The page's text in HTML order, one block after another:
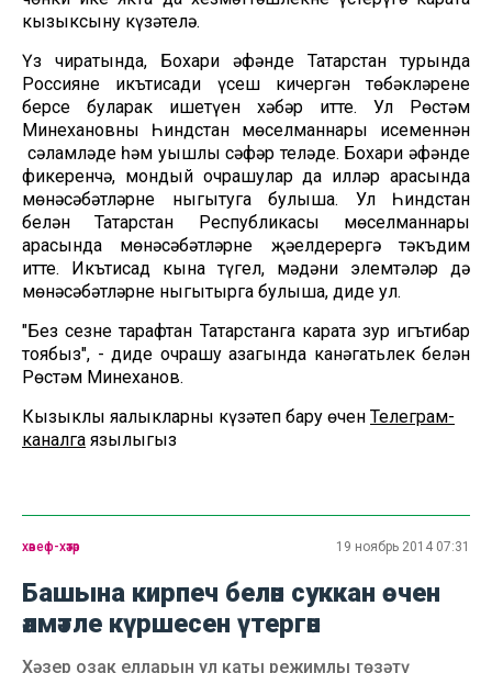
кызыксыну күзәтелә.
Үз чиратында, Бохари әфәнде Татарстан турында
Россиянең икътисади үсеш кичергән төбәкләренең
берсе буларак ишетүен хәбәр итте. Ул Рөстәм
Миңнехановны Һиндстан мөселманнары исеменнән
сәламләде һәм уңышлы сәфәр теләде. Бохари әфәнде
фикеренчә, мондый очрашулар да илләр арасында
мөнәсәбәтләрне ныгытуга булыша. Ул Һиндстан
белән Татарстан Республикасы мөселманнары
арасында мөнәсәбәтләрне җәелдерергә тәкъдим
итте. Икътисад кына түгел, мәдәни элемтәләр дә
мөнәсәбәтләрне ныгытырга булыша, диде ул.
"Без сезнең тарафтан Татарстанга карата зур игътибар
тоябыз", - диде очрашу азагында канәгатьлек белән
Рөстәм Миңнеханов.
Кызыклы яңалыкларны күзәтеп бару өчен Телеграм-
каналга язылыгыз
хәвеф-хәтәр 19 ноябрь 2014 07:31
Башына кирпеч белән суккан өчен
әлмәтле күршесен үтергән
Хәзер озак елларын ул каты режимлы төзәтү